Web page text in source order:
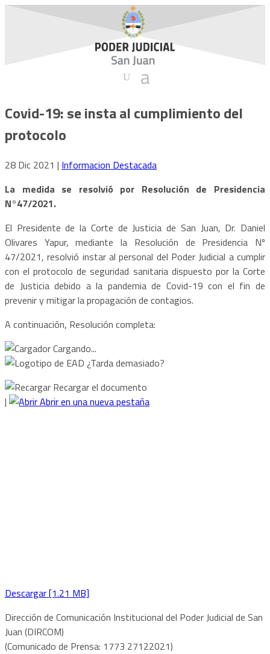
Covid-19: se insta al cumplimiento del
protocolo
28 Dic 2021 | Informacion Destacada
La medida se resolvió por Resolución de Presidencia
N°47/2021.
El Presidente de la Corte de Justicia de San Juan, Dr. Daniel
Olivares Yapur, mediante la Resolución de Presidencia Nº
47/2021, resolvió instar al personal del Poder Judicial a cumplir
con el protocolo de seguridad sanitaria dispuesto por la Corte
de Justicia debido a la pandemia de Covid-19 con el fin de
prevenir y mitigar la propagación de contagios.
A continuación, Resolución completa:
Cargando...
¿Tarda demasiado?
Recargar el documento
|
Abrir en una nueva pestaña
Descargar [1.21 MB]
Dirección de Comunicación Institucional del Poder Judicial de San
Juan (DIRCOM)
(Comunicado de Prensa: 1773 27122021)